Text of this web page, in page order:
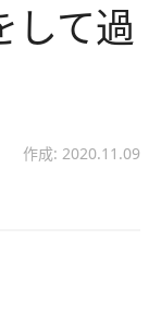
して過
作成: 2020.11.09